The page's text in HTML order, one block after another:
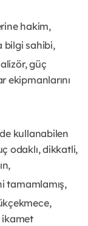
hakim,
bilgi sahibi,
güç
ekipmanlarını
kullanabilen
odaklı, dikkatli,
tamamlamış,
ikamet